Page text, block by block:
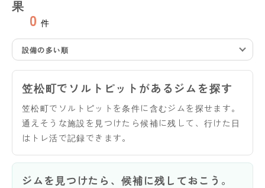
果
0 件
設備の多い順
笠松町でソルトピットがあるジムを探す
笠松町でソルトピットを条件に含むジムを探せます。
通えそうな施設を見つけたら候補に残して、行けた日
はトレ活で記録できます。
ジムを見つけたら、候補に残しておこう。